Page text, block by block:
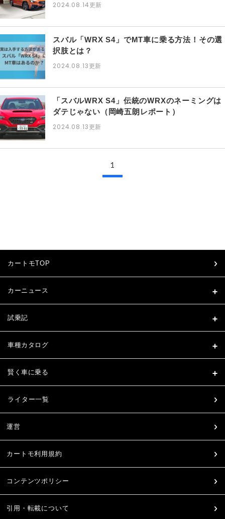
2024.08.14更新
スバル「WRX S4」でMT車に乗る方法！その選
択肢とは？
2024.08.13更新
「スバルWRX S4」伝統のWRXのネーミングは
ダテじゃない（岡崎五朗レポート）
2024.08.13更新
1
カートモTOP
カーニュース
試乗記
車種カタログ
賢く車に乗る
ライター一覧
運営
カートモ利用規約
コンテンツポリシー
引用・転載について